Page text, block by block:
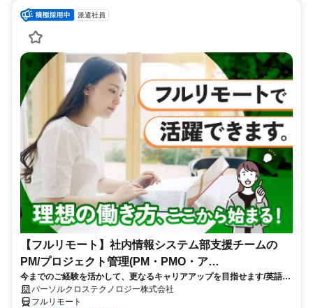
派遣社員
【フルリモート】社内情報システム部支援チームの
PM/プロジェクト管理(PM・PMO・ア
シ)_N260774362
今までのご経験を活かして、更なるキャリアアップを目指せます/英語活
かせる/大手通信会社勤務/フルリモートワーク/10月スタート
パーソルクロステクノロジー株式会社
フルリモート